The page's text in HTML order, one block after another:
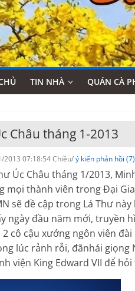
TIN NHÀ QUÁN CÀ
Châu tháng 1-2013
2013 07:18:54 Chiều/ý kiến phản hồi (7)
Úc Châu tháng 1/2013,
mọi thành viên trong Đại
sẽ đề cập trong Lá Thư
ngày đầu năm mới, truyền
2 cô cậu xướng ngôn viên
lúc rảnh rỗi, đãnhái giọng
viện King Edward VII để